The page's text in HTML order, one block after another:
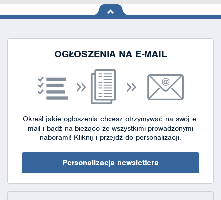
na górę
OGŁOSZENIA NA E-MAIL
Określ jakie ogłoszenia chcesz otrzymywać na swój e-
mail i bądź na bieżąco ze wszystkimi prowadzonymi
naborami! Kliknij i przejdź do personalizacji.
Personalizacja newslettera